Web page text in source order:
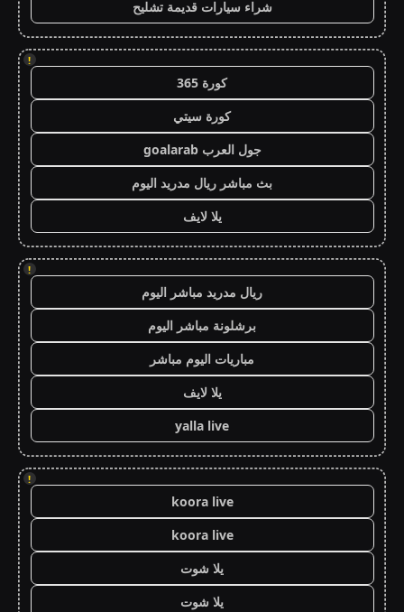
شراء سيارات قديمة تشليح
!
كورة 365
كورة سيتي
جول العرب goalarab
بث مباشر ريال مدريد اليوم
يلا لايف
!
ريال مدريد مباشر اليوم
برشلونة مباشر اليوم
مباريات اليوم مباشر
يلا لايف
yalla live
!
koora live
koora live
يلا شوت
يلا شوت